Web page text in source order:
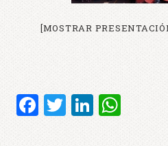
[MOSTRAR
Facebook
Twitter